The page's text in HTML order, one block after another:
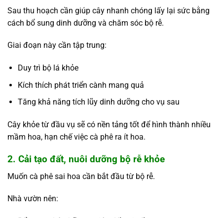
Sau thu hoạch cần giúp cây nhanh chóng lấy lại sức bằng
cách bổ sung dinh dưỡng và chăm sóc bộ rễ.
Giai đoạn này cần tập trung:
Duy trì bộ lá khỏe
Kích thích phát triển cành mang quả
Tăng khả năng tích lũy dinh dưỡng cho vụ sau
Cây khỏe từ đầu vụ sẽ có nền tảng tốt để hình thành nhiều
mầm hoa, hạn chế việc cà phê ra ít hoa.
2. Cải tạo đất, nuôi dưỡng bộ rễ khỏe
Muốn cà phê sai hoa cần bắt đầu từ bộ rễ.
Nhà vườn nên: